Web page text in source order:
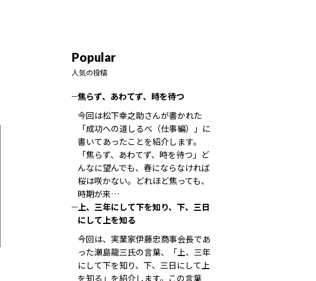
Popular
人気の投稿
焦らず、あわてず、時を待つ
今回は松下幸之助さんが書かれた
「成功への道しるべ（仕事編）」に
書いてあったことを紹介します。
「焦らず、あわてず、時を待つ」ど
んなに望んでも、春にならなければ
桜は咲かない。どれほど焦っても、
時期が来…
上、三年にして下を知り、下、三日
にして上を知る
今回は、実業家伊藤忠商事会長であ
った瀬島龍三氏の言葉、「上、三年
にして下を知り、下、三日にして上
を知る」を紹介します。この言葉